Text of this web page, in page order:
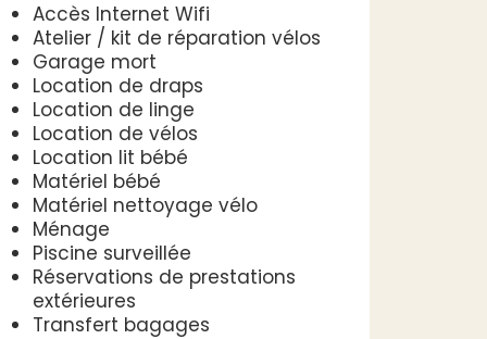
Accès Internet Wifi
Atelier / kit de réparation vélos
Garage mort
Location de draps
Location de linge
Location de vélos
Location lit bébé
Matériel bébé
Matériel nettoyage vélo
Ménage
Piscine surveillée
Réservations de prestations
extérieures
Transfert bagages